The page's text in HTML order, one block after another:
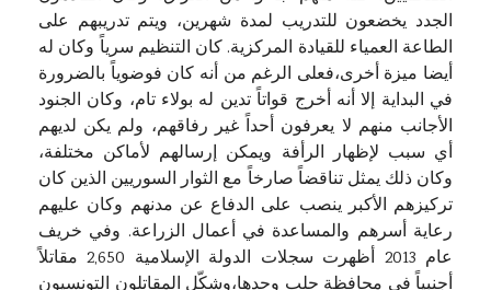
الجدد يخضعون للتدريب لمدة شهرين، ويتم تدريبهم على
الطاعة العمياء للقيادة المركزية. كان التنظيم سرياً وكان له
أيضا ميزة أخرى،فعلى الرغم من أنه كان فوضوياً بالضرورة
في البداية إلا أنه أخرج قواتاً تدين له بولاء تام، وكان الجنود
الأجانب منهم لا يعرفون أحداً غير رفاقهم، ولم يكن لديهم
أي سبب لإظهار الرأفة ويمكن إرسالهم لأماكن مختلفة،
وكان ذلك يمثل تناقضاً صارخاً مع الثوار السوريين الذين كان
تركيزهم الأكبر ينصب على الدفاع عن مدنهم وكان عليهم
رعاية أسرهم والمساعدة في أعمال الزراعة. وفي خريف
عام 2013 أظهرت سجلات الدولة الإسلامية 2,650 مقاتلاً